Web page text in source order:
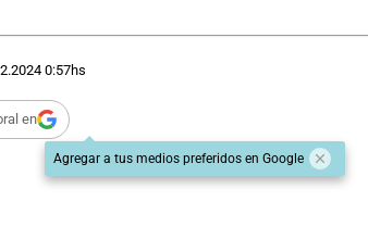
0:57hs
en
Agregar a tus medios preferidos en Google